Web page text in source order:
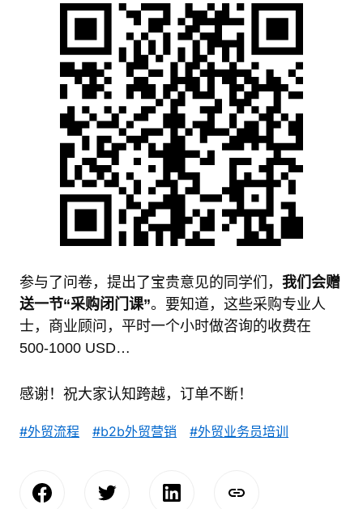
参与了问卷，提出了宝贵意见的同学们， 我们会赠
送一节“采购闭门课”。要知道，这些采购专业人
士，商业顾问，平时一个小时做咨询的收费在
500-1000 USD…
感谢！祝大家认知跨越，订单不断！
#外贸流程 #b2b外贸营销 #外贸业务员培训